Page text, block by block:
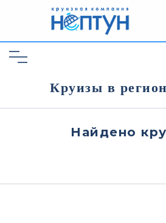
Круизы в
Найдено